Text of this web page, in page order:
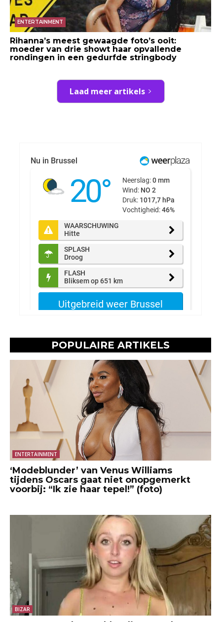
ENTERTAINMENT
Rihanna’s meest gewaagde foto’s ooit:
moeder van drie showt haar opvallende
rondingen in een gedurfde stringbody
Laad meer artikels
POPULAIRE ARTIKELS
ENTERTAINMENT
‘Modeblunder’ van Venus Williams
tijdens Oscars gaat niet onopgemerkt
voorbij: “Ik zie haar tepel!” (foto)
BIZAR